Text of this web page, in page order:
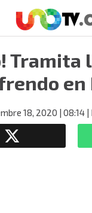
Tramita
en
18, 2020 | 08:14|